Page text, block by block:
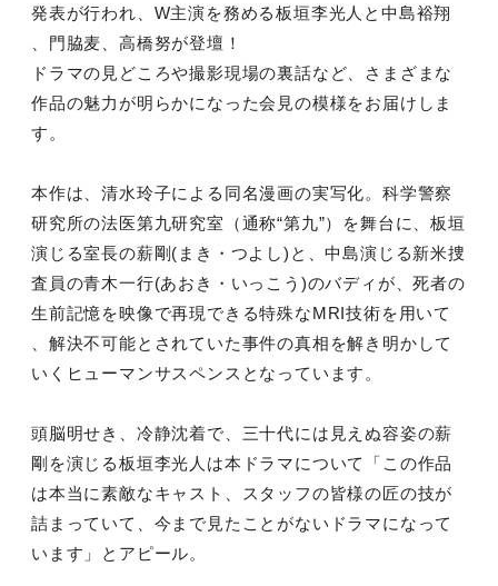
発表が行われ、W主演を務める板垣李光人と中島裕翔
、門脇麦、高橋努が登壇！
ドラマの見どころや撮影現場の裏話など、さまざまな
作品の魅力が明らかになった会見の模様をお届けしま
す。
本作は、清水玲子による同名漫画の実写化。科学警察
研究所の法医第九研究室（通称“第九”）を舞台に、板垣
演じる室長の薪剛(まき・つよし)と、中島演じる新米捜
査員の青木一行(あおき・いっこう)のバディが、死者の
生前記憶を映像で再現できる特殊なMRI技術を用いて
、解決不可能とされていた事件の真相を解き明かして
いくヒューマンサスペンスとなっています。
頭脳明せき、冷静沈着で、三十代には見えぬ容姿の薪
剛を演じる板垣李光人は本ドラマについて「この作品
は本当に素敵なキャスト、スタッフの皆様の匠の技が
詰まっていて、今まで見たことがないドラマになって
います」とアピール。